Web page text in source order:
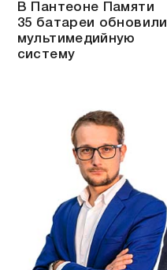
В Пантеоне Памяти
35 батареи обновили
мультимедийную
систему